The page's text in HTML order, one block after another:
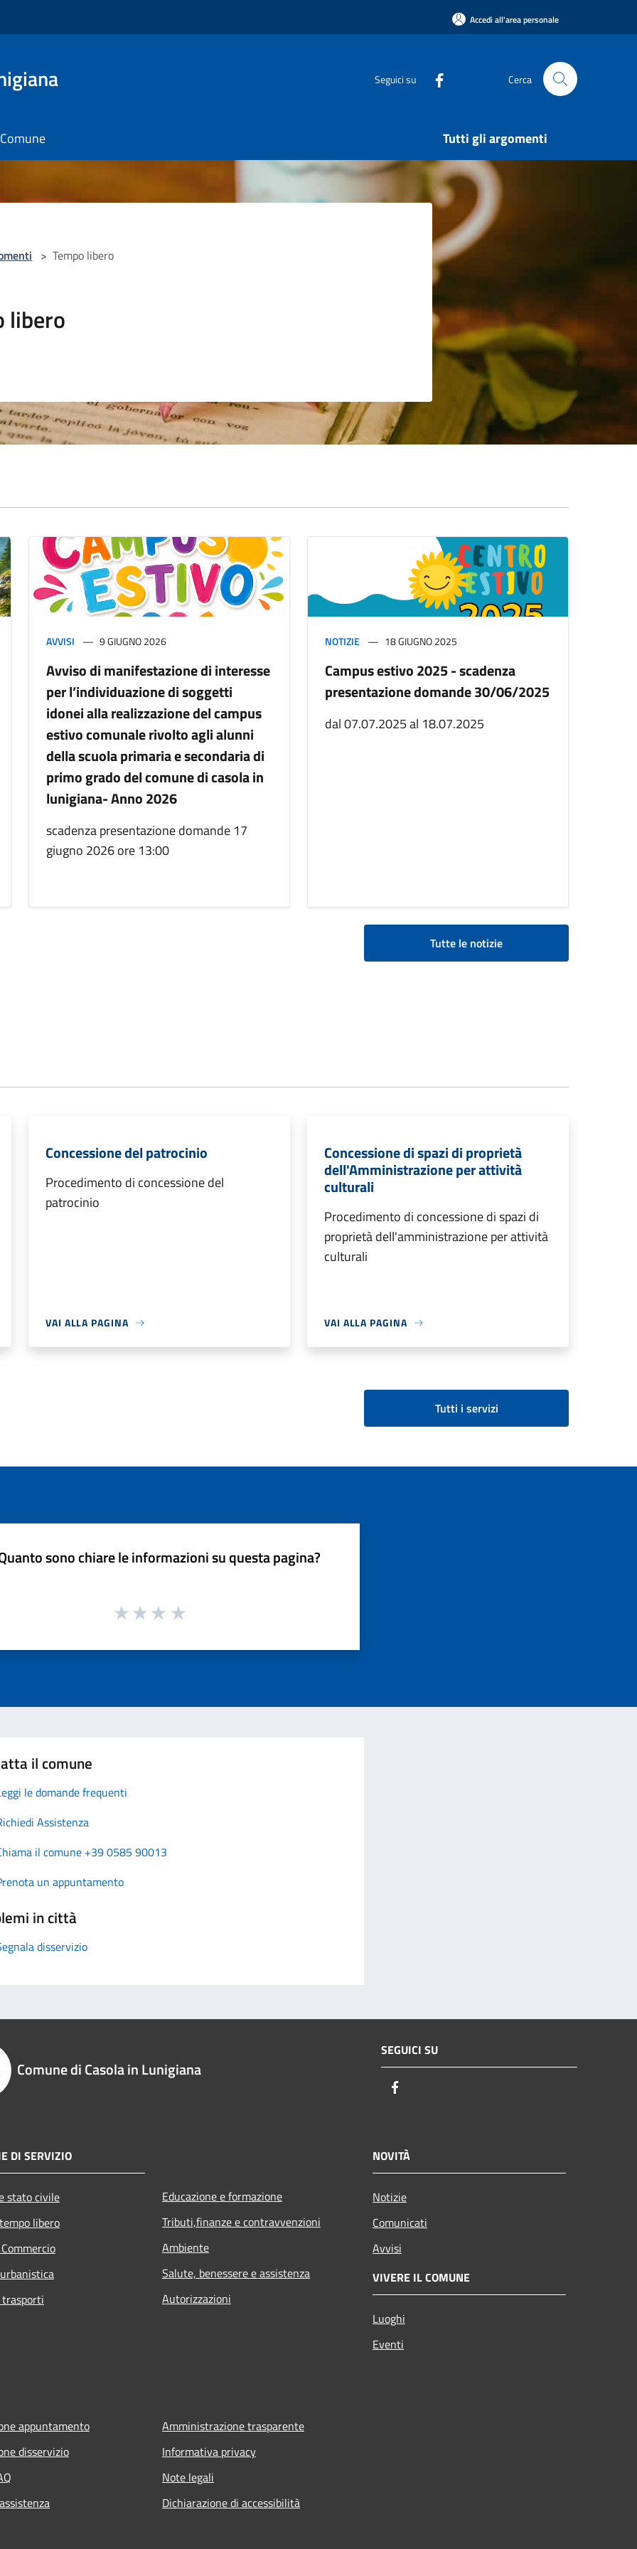
Accedi all'area personale
Seguici su Cerca
Tutti gli argomenti
> Tempo libero
libero
AVVISI 9 GIUGNO 2026
Avviso di manifestazione di interesse
per l’individuazione di soggetti
idonei alla realizzazione del campus
estivo comunale rivolto agli alunni
della scuola primaria e secondaria di
primo grado del comune di casola in
lunigiana- Anno 2026
scadenza presentazione domande 17
giugno 2026 ore 13:00
NOTIZIE 18 GIUGNO 2025
Campus estivo 2025 - scadenza
presentazione domande 30/06/2025
dal 07.07.2025 al 18.07.2025
Tutte le notizie
Concessione del patrocinio
Procedimento di concessione del
patrocinio
VAI ALLA PAGINA
Concessione di spazi di proprietà
dell'Amministrazione per attività
culturali
Procedimento di concessione di spazi di
proprietà dell'amministrazione per attività
culturali
VAI ALLA PAGINA
Tutti i servizi
sono chiare le informazioni su questa pagina?
il comune
le domande frequenti
Assistenza
il comune +39 0585 90013
un appuntamento
in città
disservizio
Comune di Casola in Lunigiana
SEGUICI SU
DI SERVIZIO
stato civile
libero
Educazione e formazione
Tributi,finanze e contravvenzioni
Ambiente
Salute, benessere e assistenza
Autorizzazioni
NOVITÀ
Notizie
Comunicati
Avvisi
VIVERE IL COMUNE
Luoghi
Eventi
appuntamento
disservizio
Amministrazione trasparente
Informativa privacy
Note legali
Dichiarazione di accessibilità